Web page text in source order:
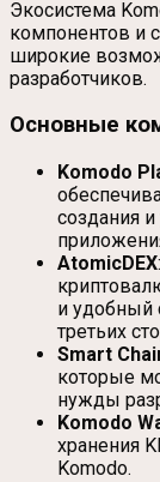
Экосистема
компонентов и
широкие
разработчиков.
Основные
Komodo
создания
AtomicDEX
и удобный
третьих
Smart
которые
нужды
Komodo
хранения
Komodo.